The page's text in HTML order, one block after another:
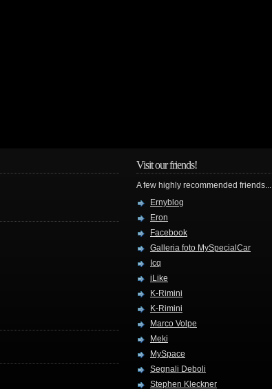
Visit our friends!
A few highly recommended friends...
Ernyblog
Eron
Facebook
Galleria foto MySpecialCar
Icq
iLike
K-Rimini
K-Rimini
Marco Volpe
Meki
MySpace
Segnali Deboli
Stephen Kleckner